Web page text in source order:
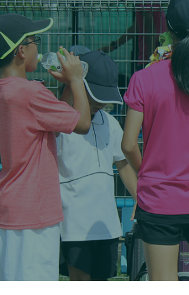
紹介・コーチ紹介
ベント
わせ